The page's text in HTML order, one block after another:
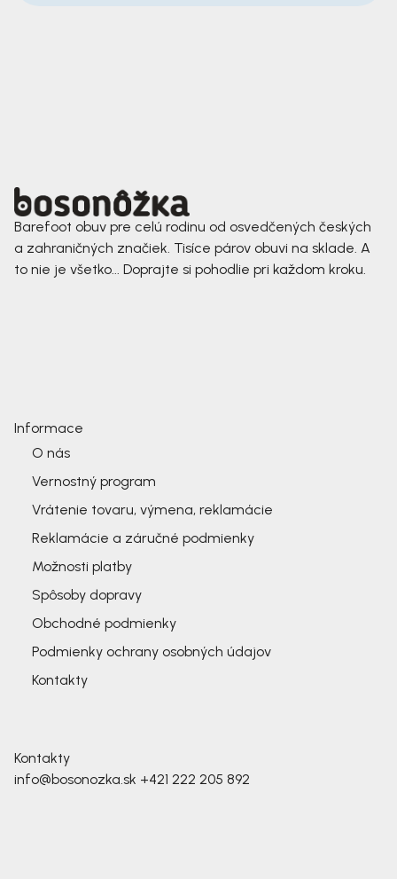
Barefoot obuv pre celú rodinu od osvedčených českých
a zahraničných značiek. Tisíce párov obuvi na sklade. A
to nie je všetko... Doprajte si pohodlie pri každom kroku.
Informace
O nás
Vernostný program
Vrátenie tovaru, výmena, reklamácie
Reklamácie a záručné podmienky
Možnosti platby
Spôsoby dopravy
Obchodné podmienky
Podmienky ochrany osobných údajov
Kontakty
Kontakty
info@bosonozka.sk +421 222 205 892